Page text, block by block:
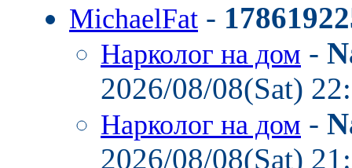
MichaelFat -
Нарколог на дом -
2026/08/08(Sat)
Нарколог на дом -
2026/08/08(Sat)